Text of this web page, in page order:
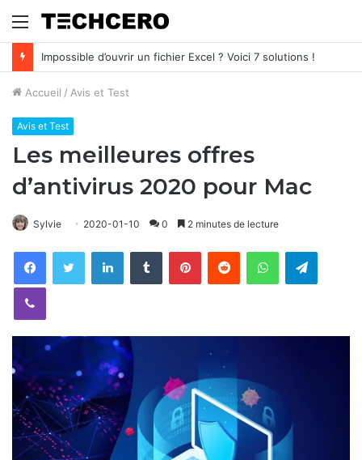
Menu
Impossible d’ouvrir un fichier Excel ? Voici 7 solutions !
Accueil / Avis et Test
Avis et Test
Les meilleures offres
d’antivirus 2020 pour Mac
Sylvie 2020-01-10 0 2 minutes de lecture